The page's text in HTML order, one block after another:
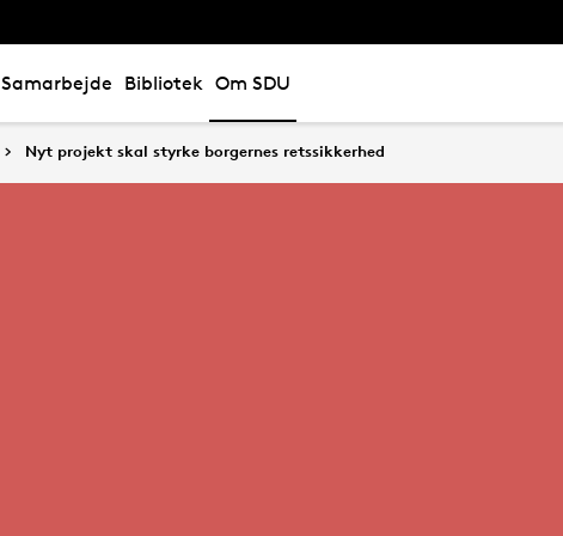
Samarbejde Bibliotek Om SDU
Nyt projekt skal styrke borgernes retssikkerhed